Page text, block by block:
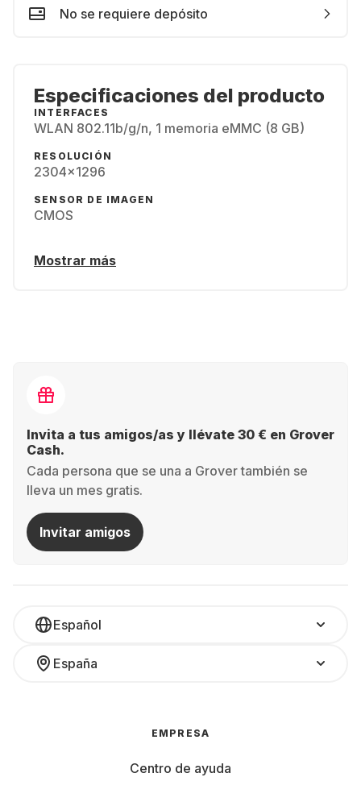
No se requiere depósito
Especificaciones del producto
INTERFACES
WLAN 802.11b/​g/​n, 1 memoria eMMC (8 GB)
RESOLUCIÓN
2304x1296
SENSOR DE IMAGEN
CMOS
Mostrar más
Invita a tus amigos/as y llévate 30 € en Grover
Cash.
Cada persona que se una a Grover también se
lleva un mes gratis.
Invitar amigos
Español
España
EMPRESA
Centro de ayuda